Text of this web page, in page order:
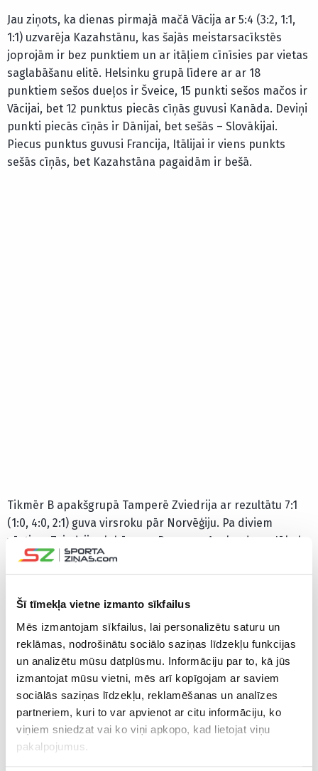
Šī tīmekļa vietne izmanto sīkfailus
Mēs izmantojam sīkfailus, lai personalizētu saturu un
reklāmas, nodrošinātu sociālo saziņas līdzekļu funkcijas
un analizētu mūsu datplūsmu. Informāciju par to, kā jūs
izmantojat mūsu vietni, mēs arī kopīgojam ar saviem
sociālās saziņas līdzekļu, reklamēšanas un analīzes
partneriem, kuri to var apvienot ar citu informāciju, ko
viņiem sniedzat vai ko viņi apkopo, kad lietojat viņu
pakalpojumus.
Jau ziņots, ka dienas pirmajā mačā Vācija ar 5:4 (3:2, 1:1,
1:1) uzvarēja Kazahstānu, kas šajās meistarsacīkstēs
joprojām ir bez punktiem un ar itāļiem cīnīsies par vietas
saglabāšanu elitē. Helsinku grupā līdere ar ar 18
punktiem sešos dueļos ir Šveice, 15 punkti sešos mačos ir
Vācijai, bet 12 punktus piecās cīņās guvusi Kanāda. Deviņi
punkti piecās cīņās ir Dānijai, bet sešās – Slovākijai.
Piecus punktus guvusi Francija, Itālijai ir viens punkts
sešās cīņās, bet Kazahstāna pagaidām ir bešā.
Tikmēr B apakšgrupā Tamperē Zviedrija ar rezultātu 7:1
(1:0, 4:0, 2:1) guva virsroku pār Norvēģiju. Pa diviem
vārtiem Zviedrijas labā guva Rasmuss Asplunds un Jākobs
Petersons, kurš pievienoja arī vienu rezultatīvu piespēli.
Vārti un divas rezultatīvas piespēles bija Viljamam
Nīlanderam, tāpat norvēģus pārspēja arī Līnuss
Vallmarks un Makss Frībergs. Norvēģiem vienīgos vārtus
guva Tūbiass Fladebī.
Pirms tam šajā apakšgrupā Latvija ar 4:3 (0:2, 2:1, 2:0)
uzvarēja Lielbritāniju. B apakšgrupā pirmajā vietā ar 16
punktiem sešās spēlēs ir Somija, tālāk ar 15 punktiem
sešās spēlēs ir Zviedrija, bet pa desmit punktiem piecās
cīņās guvušas Čehija un ASV. Aiz labāko četrinieka ar
astoņiem punktiem sešos dueļos ir Latvija, tālāk ar